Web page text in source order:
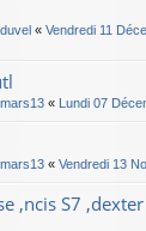
duvel « Vendredi 11
mars13 « Lundi 07
mars13 « Vendredi 13
,ncis S7